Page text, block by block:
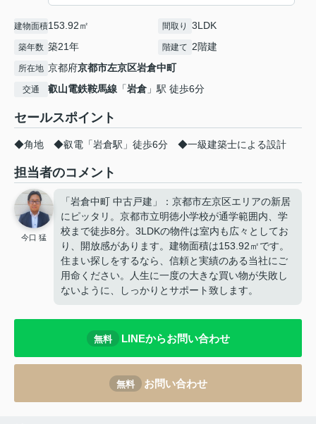
建物面積153.92㎡ 間取り 3LDK
築年数 築21年 階建て 2階建
所在地 京都府京都市左京区岩倉中町
交通 叡山電鉄鞍馬線 「岩倉 」駅 徒歩6分
セールスポイント
◆角地 ◆叡電「岩倉駅」徒歩6分 ◆一級建築士による設計
担当者のコメント
今口 猛
「岩倉中町 中古戸建」：京都市左京区エリアの新居
にピッタリ。京都市立明徳小学校が通学範囲内、学
校まで徒歩8分。3LDKの物件は室内も広々としてお
り、開放感があります。建物面積は153.92㎡です。
住まい探しをするなら、信頼と実績のある当社にご
用命ください。人生に一度の大きな買い物が失敗し
ないように、しっかりとサポート致します。
無料 LINEからお問い合わせ
無料 お問い合わせ